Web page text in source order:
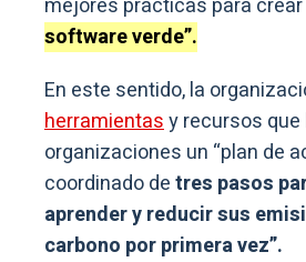
software verde”.
En este sentido, la
herramientasy recursos
organizaciones un “plan de
coordinado detres pasos
aprender y reducir sus
carbono por primera vez”.